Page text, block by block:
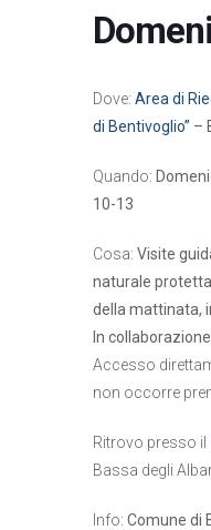
Dove: Area di
di Bentivoglio” –
Quando:
10-13
Cosa: Visite
naturale
della mattinata,
In
Accesso
non occorre
Ritrovo presso il
Bassa degli
Info: Comune di